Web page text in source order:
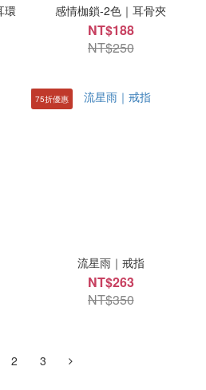
環 感情枷鎖-2色｜耳骨夾
NT$188
NT$250
75折優惠
流星雨｜戒指
NT$263
NT$350
2 3